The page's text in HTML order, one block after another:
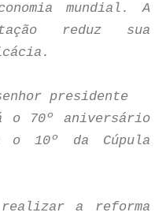
mundial. A
reduz sua
presidente
o 70º aniversário
o 10º da Cúpula
a reforma